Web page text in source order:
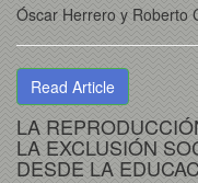
Óscar Herrero y Roberto
Read Article
LA
LA EXCLUSIÓN
DESDE LA